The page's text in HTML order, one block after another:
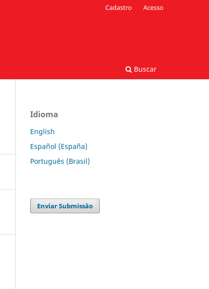
Buscar
Cadastro Acesso
Idioma
English
Español (España)
Português (Brasil)
Enviar Submissão